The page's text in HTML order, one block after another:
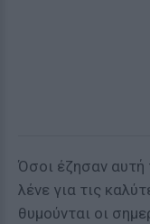
Όσοι έζησαν αυτή
λένε για τις
θυμούνται οι